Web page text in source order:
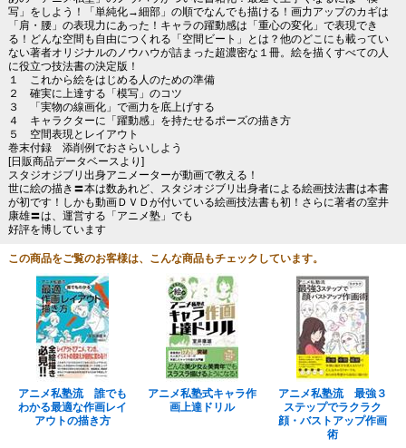
写」をしよう！「単純化→細部」の順でなんでも描ける！画力アップのカギは
「肩・腰」の表現力にあった！キャラの躍動感は「重心の変化」で表現でき
る！どんな空間も自由につくれる「空間ビート」とは？他のどこにも載ってい
ない著者オリジナルのノウハウが詰まった超濃密な１冊。絵を描くすべての人
に役立つ技法書の決定版！
１ これから絵をはじめる人のための準備
２ 確実に上達する「模写」のコツ
３ 「実物の線画化」で画力を底上げする
４ キャラクターに「躍動感」を持たせるポーズの描き方
５ 空間表現とレイアウト
巻末付録 添削例でおさらいしよう
[日販商品データベースより]
スタジオジブリ出身アニメーターが動画で教える！
世に絵の描き〓本は数あれど、スタジオジブリ出身者による絵画技法書は本書
が初です！しかも動画ＤＶＤが付いている絵画技法書も初！さらに著者の室井
康雄〓は、運営する「アニメ塾」でも
好評を博しています
この商品をご覧のお客様は、こんな商品もチェックしています。
アニメ私塾流 誰でも
わかる最適な作画レイ
アウトの描き方
アニメ私塾式キャラ作
画上達ドリル
アニメ私塾流 最強３
ステップでラクラク
顔・バストアップ作画
術